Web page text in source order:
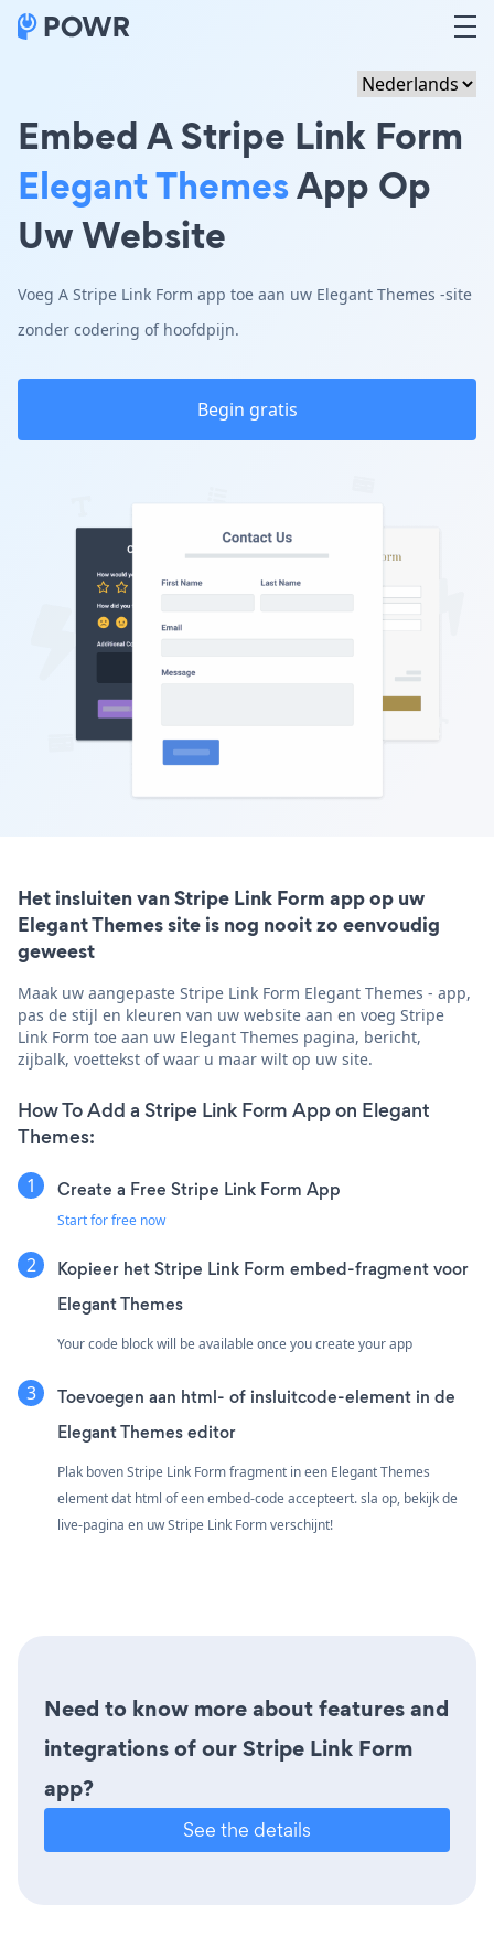
Embed A Stripe Link Form
Elegant ThemesApp Op
Uw Website
Voeg A Stripe Link Form app toe aan uw Elegant Themes -site
zonder codering of hoofdpijn.
Begin gratis
Het insluiten van Stripe Link Form app op uw
Elegant Themes site is nog nooit zo eenvoudig
geweest
Maak uw aangepaste Stripe Link Form Elegant Themes - app,
pas de stijl en kleuren van uw website aan en voeg Stripe
Link Form toe aan uw Elegant Themes pagina, bericht,
zijbalk, voettekst of waar u maar wilt op uw site.
How To Add a Stripe Link Form App on Elegant
Themes:
Create a Free Stripe Link Form App
Start for free now
Kopieer het Stripe Link Form embed-fragment voor
Elegant Themes
Your code block will be available once you create your app
Toevoegen aan html- of insluitcode-element in de
Elegant Themes editor
Plak boven Stripe Link Form fragment in een Elegant Themes
element dat html of een embed-code accepteert. sla op, bekijk de
live-pagina en uw Stripe Link Form verschijnt!
Need to know more about features and
integrations of our Stripe Link Form
app?
See the details